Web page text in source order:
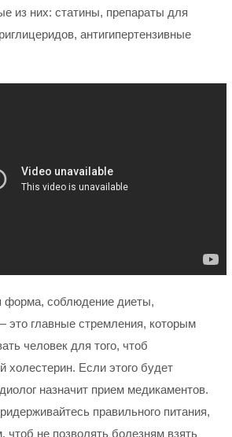
из них: статины, препараты для
антигипертензивные
форма, соблюдение диеты,
это главные стремления, которым
человек для того, чтоб
холестерин. Если этого будет
назначит прием медикаментов.
правильного питания,
чтоб не позволять болезням взять